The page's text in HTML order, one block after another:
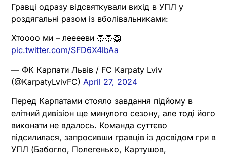
Гравці одразу відсвяткували вихід в УПЛ у
роздягальні разом із вболівальниками:
Хтоооо ми – лееееви 🦁🦁🦁
pic.twitter.com/SFD6X4lbAa
— ФК Карпати Львів / FC Karpaty Lviv
(@KarpatyLvivFC) April 27, 2024
Перед Карпатами стояло завдання підйому в
елітний дивізіон ще минулого сезону, але тоді його
виконати не вдалось. Команда суттєво
підсилилася, запросивши гравців із досвідом гри в
УПЛ (Бабогло, Полегенько, Картушов,